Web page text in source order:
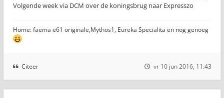
Volgende week via DCM over de koningsbrug naar Expresszo
Home: faema e61 originale,Mythos1, Eureka Specialita en nog genoeg
Citeer vr 10 jun 2016, 11:43